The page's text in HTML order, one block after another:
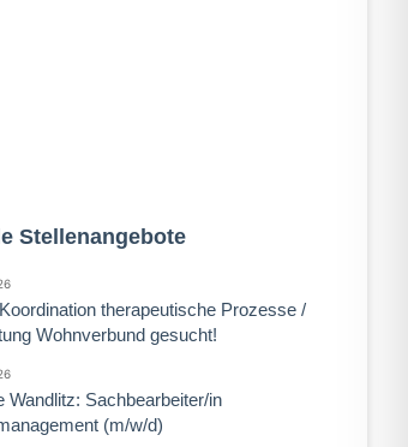
Stellenangebote
therapeutische Prozesse /
Wohnverbund gesucht!
Wandlitz: Sachbearbeiter/in
(m/w/d)